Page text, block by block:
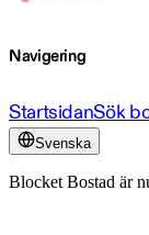
Navigering
StartsidanSök
Svenska
Blocket Bostad är